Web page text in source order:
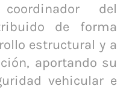
del
de forma
estructural y a
aportando su
vehicular e